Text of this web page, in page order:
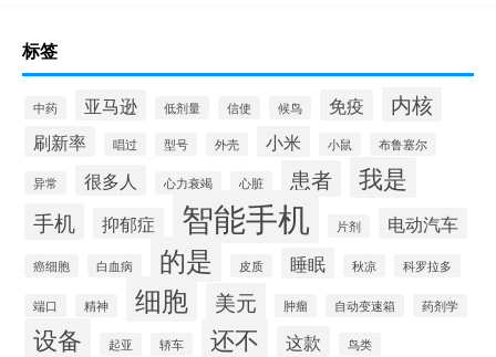
标签
中药 亚马逊 低剂量 信使 候鸟 免疫 内核
刷新率 唱过 型号 外壳 小米 小鼠 布鲁塞尔
异常 很多人 心力衰竭 心脏 患者 我是
手机 抑郁症 智能手机 片剂 电动汽车
癌细胞 白血病 的是 皮质 睡眠 秋凉 科罗拉多
端口 精神 细胞 美元 肿瘤 自动变速箱 药剂学
设备 起亚 轿车 还不 这款 鸟类